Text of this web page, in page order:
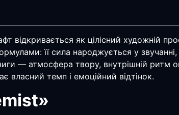
відкривається як цілісний художній
її сила народжується у
— атмосфера твору, внутрішній
власний темп і емоційний відтінок.